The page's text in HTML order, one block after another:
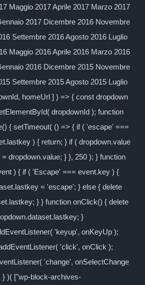
Maggio 2017 Aprile 2017 Marzo 2017
2017 Dicembre 2016 Novembre
Settembre 2016 Agosto 2016 Luglio
Maggio 2016 Aprile 2016 Marzo 2016
2016 Dicembre 2015 Novembre
Settembre 2015 Agosto 2015 Luglio
homeUrl ] ) => { const dropdown
dropdownId ); function
{ setTimeout( () => { if ( 'escape' ===
) { return; } if ( dropdown.value
dropdown.value; } }, 250 ); } function
) { if ( 'Escape' === event.key ) {
= 'escape'; } else { delete
} } function onClick() { delete
}
'keyup', onKeyUp );
'click', onClick );
'change', onSelectChange
} )( ["wp-block-archives-